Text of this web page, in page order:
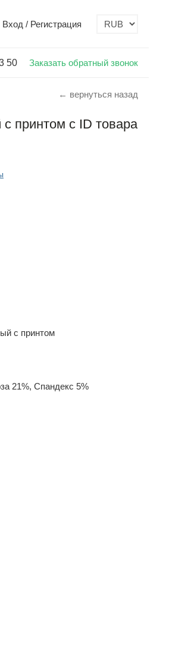
Вход / Регистрация
50 Заказать обратный звонок
← вернуться назад
принтом с ID товара
с принтом
21%, Спандекс 5%